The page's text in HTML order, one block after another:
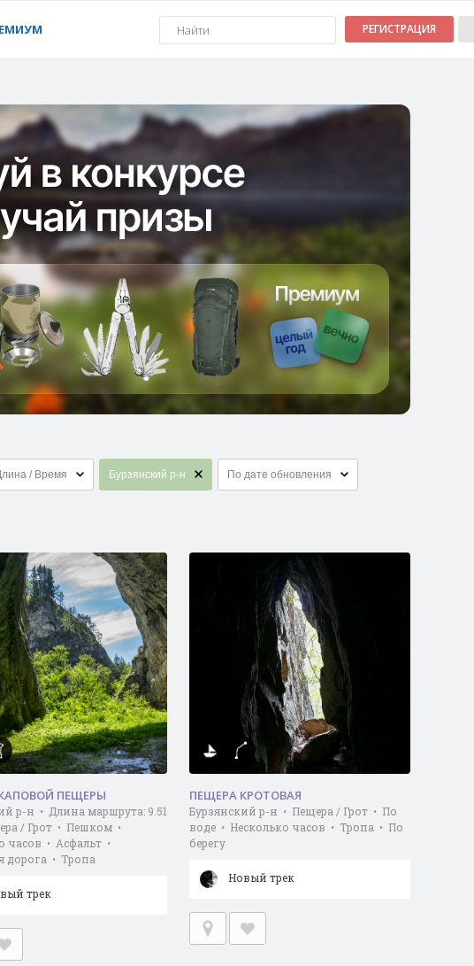
РЕГИСТРАЦИЯ
/ Время Бурзянский р-н По дате обновления
ПЕЩЕРЫ
р-н • Длина маршрута: 9.51
/ Грот • Пешком •
часов • Асфальт •
дорога • Тропа
трек
ПЕЩЕРА КРОТОВАЯ
Бурзянский р-н • Пещера / Грот • По
воде • Несколько часов • Тропа • По
берегу
Новый трек